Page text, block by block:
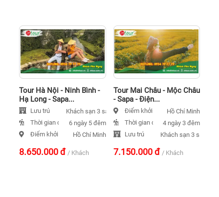
Tour Hà Nội - Ninh Bình -
Hạ Long - Sapa...
Lưu trú
Khách sạn 3 sao
Thời gian đi
6 ngày 5 đêm
Điểm khởi hành Hồ Chí Minh
8.650.000đ / Khách
Tour Mai Châu - Mộc Châu
- Sapa - Điện...
Điểm khởi hànhHồ Chí Minh
Thời gian đi
4 ngày 3 đêm
Lưu trú
Khách sạn 3 sao
7.150.000đ / Khách